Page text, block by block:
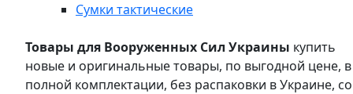
Сумки тактические
Товары для Вооруженных Сил Украины купить
новые и оригинальные товары, по выгодной цене, в
полной комплектации, без распаковки в Украине, со